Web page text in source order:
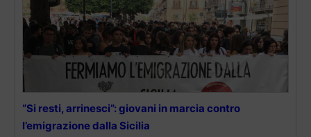
“Si resti, arrinesci”: giovani in marcia contro
l’emigrazione dalla Sicilia